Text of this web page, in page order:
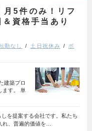
月5件のみ！リフ
資格手当あり
勤なし 土日祝休み
ポ
建築プロ
ます。 単
しを提案する会社です。私たち
れ、普遍的価値を…